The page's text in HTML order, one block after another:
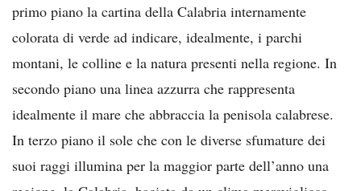
primo piano la cartina della Calabria internamente
colorata di verde ad indicare, idealmente, i parchi
montani, le colline e la natura presenti nella regione. In
secondo piano una linea azzurra che rappresenta
idealmente il mare che abbraccia la penisola calabrese.
In terzo piano il sole che con le diverse sfumature dei
suoi raggi illumina per la maggior parte dell’anno una